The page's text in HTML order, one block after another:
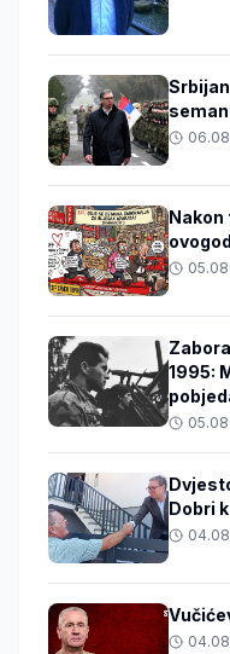
Nakon
1995:
Dobri